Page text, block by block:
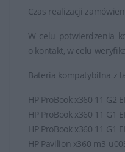
Czas realizacji
W celu potwierdzenia
o kontakt, w celu
Bateria kompatybilna z
HP ProBook x360 11 G2
HP ProBook x360 11 G1
HP ProBook x360 11 G1
HP Pavilion x360 m3-